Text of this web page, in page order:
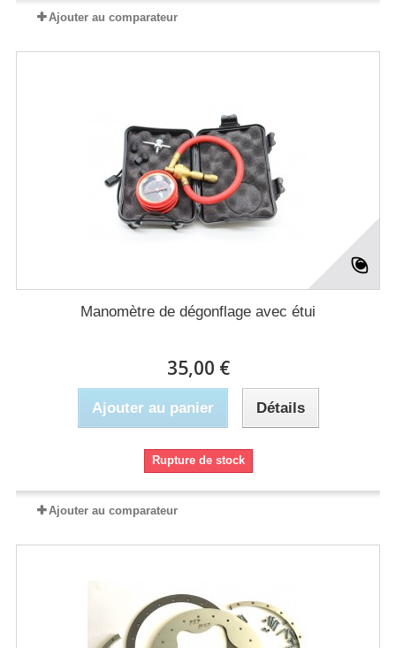
Ajouter au comparateur
Manomètre de dégonflage avec étui
35,00 €
Ajouter au panier Détails
Rupture de stock
Ajouter au comparateur